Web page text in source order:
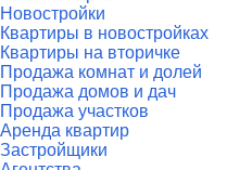
Новостройки
Квартиры в новостройках
Квартиры на вторичке
Продажа комнат и долей
Продажа домов и дач
Продажа участков
Аренда квартир
Застройщики